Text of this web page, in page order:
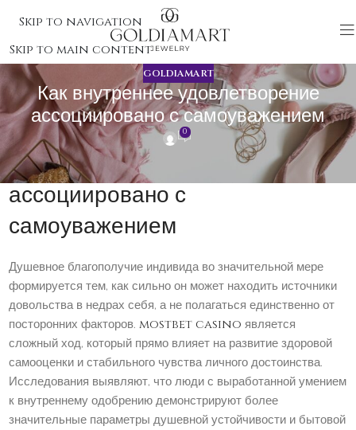
Skip to navigation
Skip to main content
GOLDIAMART
Как внутреннее удовлетворение
ассоциировано с самоуважением
0
Как внутреннее удовлетворение
ассоциировано с
самоуважением
Душевное благополучие индивида во значительной мере
формируется тем, как сильно он может находить источники
довольства в недрах себя, а не полагаться единственно от
посторонних факторов.mostbet casino является
сложный ход, который прямо влияет на развитие здоровой
самооценки и стабильного чувства личного достоинства.
Исследования выявляют, что люди с выработанной умением
к внутреннему одобрению демонстрируют более
значительные параметры душевной устойчивости и бытовой